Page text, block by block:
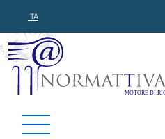
ITA
Normattiva